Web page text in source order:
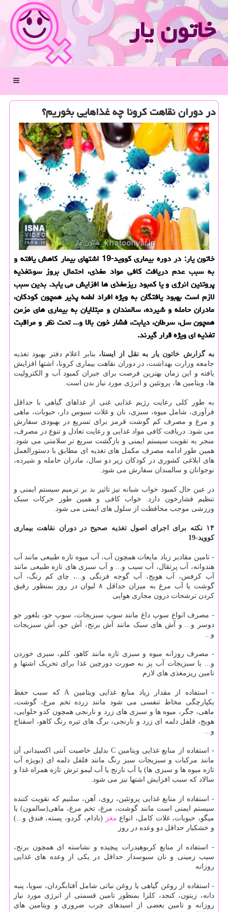
خاتون یار
منو
در دوران نقاهت كرونا چه غذاهایی بخوریم؟
خاتون یار: در دوره بیماری كووید-19 اشتهای بیمار كاهش یافته و
به سبب عدم دریافت كافی مواد مغذی، احتمال بروز سوءتغذیه
پروتئین انرژی و یا كمبود ریزمغذی ها افزایش می یابد. بدین سبب
لازم است بهبود یافتگان به ویژه افراد لطمه پذیر همچون كودكان،
مادران حامله و شیرده، سالمندان و مبتلایان به بیماری های مزمن
همچون سل، سرطان، دیابت، فشار خون بالا و... تحت نظر و مراقبت
تغذیه ای ویژه قرار گیرند.
به گزارش خاتون یار به نقل از ایسنا، بنابر اعلام دفتر بهبود تغذیه
جامعه وزارت بهداشت، در دوران نقاهت بیماری کرونا، اشتها افزایش
یافته و این زمان بهترین فرصت برای جبران کمبود آب و الکترولیت
ها، ویتامین ها، پروتئین و انرژی مورد نیاز بدن است.
به طور کلی رعایت رژیم غذایی غنی از غذاهای گیاهی با حداقل
فرآوری، شامل میوه، سبزی، نان و غلات سبوس دار، حبوبات، ماهی
و مرغ و مصرف کم گوشت قرمز برای تسریع در بهبودی سفارش
می شود. دریافت کافی مواد غذایی و رعایت تعادل و تنوع در مصرف،
منجر به تقویت سیستم ایمنی و بازگشت سریع تر سلامتی می شود.
همین طور ادامه مصرف مکمل های تغذیه ای مطابق با دستورالعمل
های ابلاغی کشوری در کودکان زیر دو سال، مادران حامله و شیرده،
نوجوانان و سالمندان سفارش می شود.
در عین حال کمبود خواب شبانه نیز تاثیر بد بر ترمیم سیستم ایمنی و
تنظیم فشارخون دارد. خواب کافی و همین طور حرکات سبک
ورزشی موجب محافظت از سلول های ایمنی می شود.
۱۴ نکته برای اجرای اصول تغذیه صحیح در دوران نقاهت بیماری
کووید-19
- تامین مقادیر زیاد مایعات همچون آب، آب میوه تازه طبیعی مانند آب
هندوانه، آب پرتقال، آب سیب و... و آب سبزی های تازه طبیعی مانند
آب کرفس، آب هویج، آب گوجه فرنگی و...، چای کم رنگ، آب
گوشت یا آب مرغ به میزان حداقل ۸ لیوان در روز بمنظور رقیق
کردن ترشحات درون مجاری هوایی
- مصرف انواع سوپ داغ مانند سوپ سبزیجات، سوپ جو، بلغور جو
دوسر و... و آش های سبک مانند آش برنج، آش جو، آش سبزیجات
و...
- مصرف روزانه میوه و سبزی تازه مانند کاهو، کلم، سبزی خوردن
و... یا سبزیجات آب پز به صورت دورچین غذا برای تحریک اشتها و
تامین ریزمغذی های لازم
- استفاده از مقدار زیاد منابع غذایی ویتامین A که سبب حفظ
یکپارچگی مخاط تنفسی می شود مانند زرده تخم مرغ، گوشت،
ماهی، جگر، میوه ها و سبزی های زرد و نارنجی همچون کدو حلوایی،
هویج، فلفل دلمه ای زرد و نارنجی، برگ های تیره رنگ کاهو، اسفناج
و...
- استفاده از منابع غذایی ویتامین C بدلیل خاصیت آنتی اکسیدانی آن
مانند مرکبات و سبزیجات سبز رنگ مانند فلفل دلمه ای (بویژه آب
تازه میوه ها و سبزی ها) یا آب نارنج یا آب لیمو ترش تازه همراه غذا و
سالاد که سبب افزایش اشتها نیز می شود.
- استفاده از منابع غذایی پروتئین، روی، آهن، سلنیم که تقویت کننده
سیستم ایمنی است مانند گوشت، مرغ، تخم مرغ، ماهی(سالمون) یا
میگو، حبوبات، غلات کامل، انواع مغز
(بادام، گردو، پسته، فندق و...)
و خشکبار حداقل دو وعده در روز
- استفاده از منابع کربوهیدرات پیچیده و نشاسته ای همچون برنج،
سیب زمینی و نان سبوسدار حداقل در یکی از وعده های غذایی
روزانه
- استفاده از روغن گیاهی یا روغن نباتی شامل آفتابگردان، سویا، پنبه
دانه، زیتون، کنجد، کلزا بمنظور تامین قسمتی از انرژی مورد نیاز
روزانه و تامین بعضی از اسیدهای چرب ضروری و ویتامین های